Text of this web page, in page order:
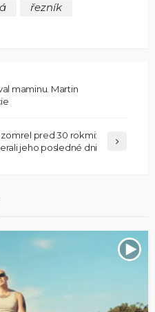
řezník
maminu. Martin
pred 30 rokmi:
jeho posledné dni